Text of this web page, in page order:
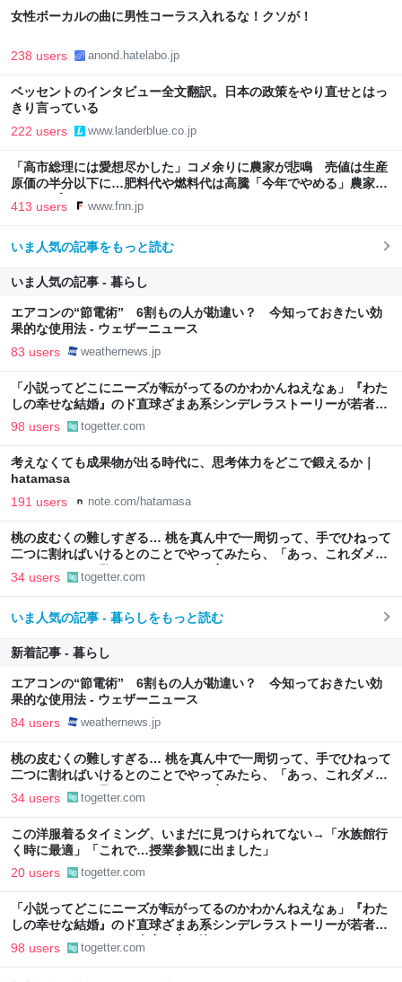
女性ボーカルの曲に男性コーラス入れるな！クソが！
238 users anond.hatelabo.jp
ベッセントのインタビュー全文翻訳。日本の政策をやり直せとはっ
きり言っている
222 users www.landerblue.co.jp
「高市総理には愛想尽かした」コメ余りに農家が悲鳴 売値は生産
原価の半分以下に…肥料代や燃料代は高騰「今年でやめる」農家も
｜FNNプライムオンライン
413 users www.fnn.jp
いま人気の記事をもっと読む
いま人気の記事 - 暮らし
エアコンの“節電術” 6割もの人が勘違い？ 今知っておきたい効
果的な使用法 - ウェザーニュース
83 users weathernews.jp
「小説ってどこにニーズが転がってるのかわかんねえなぁ」『わた
しの幸せな結婚』のド直球ざまあ系シンデレラストーリーが若者に
ヒットしているという事実に考え込む
98 users togetter.com
考えなくても成果物が出る時代に、思考体力をどこで鍛えるか｜
hatamasa
191 users note.com/hatamasa
桃の皮むくの難しすぎる… 桃を真ん中で一周切って、手でひねって
二つに割ればいけるとのことでやってみたら、「あっ、これダメ
だ」となった→数々のアドバイスが寄せられる
34 users togetter.com
いま人気の記事 - 暮らしをもっと読む
新着記事 - 暮らし
エアコンの“節電術” 6割もの人が勘違い？ 今知っておきたい効
果的な使用法 - ウェザーニュース
84 users weathernews.jp
桃の皮むくの難しすぎる… 桃を真ん中で一周切って、手でひねって
二つに割ればいけるとのことでやってみたら、「あっ、これダメ
だ」となった→数々のアドバイスが寄せられる
34 users togetter.com
この洋服着るタイミング、いまだに見つけられてない→「水族館行
く時に最適」「これで…授業参観に出ました」
20 users togetter.com
「小説ってどこにニーズが転がってるのかわかんねえなぁ」『わた
しの幸せな結婚』のド直球ざまあ系シンデレラストーリーが若者に
ヒットしているという事実に考え込む
98 users togetter.com